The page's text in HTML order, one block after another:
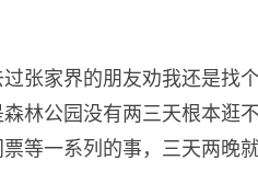
张家界的朋友劝我还是找
林公园没有两三天根本逛
等一系列的事，三天两晚